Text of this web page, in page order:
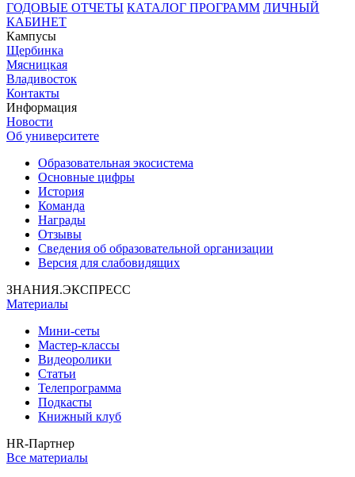
ГОДОВЫЕ ОТЧЕТЫ КАТАЛОГ ПРОГРАММ ЛИЧНЫЙ
КАБИНЕТ
Кампусы
Щербинка
Мясницкая
Владивосток
Контакты
Информация
Новости
Об университете
Образовательная экосистема
Основные цифры
История
Команда
Награды
Отзывы
Сведения об образовательной организации
Версия для слабовидящих
ЗНАНИЯ.ЭКСПРЕСС
Материалы
Мини-сеты
Мастер-классы
Видеоролики
Статьи
Телепрограмма
Подкасты
Книжный клуб
HR-Партнер
Все материалы